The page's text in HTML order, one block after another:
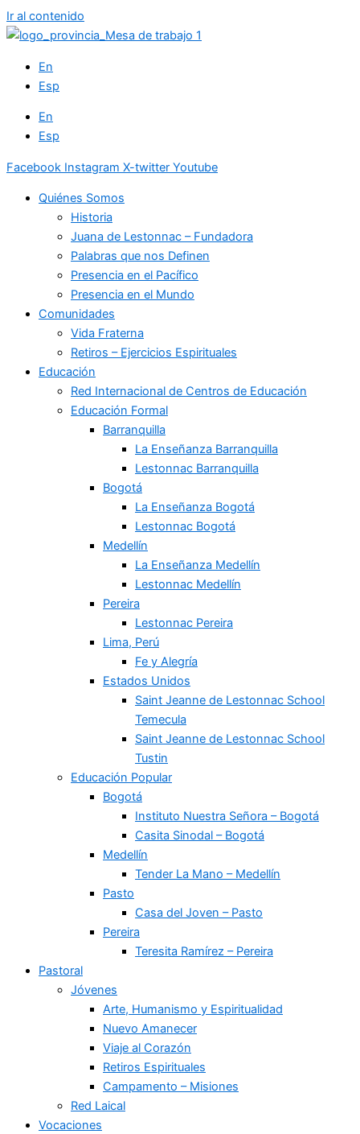
Ir al contenido
En
Esp
En
Esp
Facebook Instagram X-twitter Youtube
Quiénes Somos
Historia
Juana de Lestonnac – Fundadora
Palabras que nos Definen
Presencia en el Pacífico
Presencia en el Mundo
Comunidades
Vida Fraterna
Retiros – Ejercicios Espirituales
Educación
Red Internacional de Centros de Educación
Educación Formal
Barranquilla
La Enseñanza Barranquilla
Lestonnac Barranquilla
Bogotá
La Enseñanza Bogotá
Lestonnac Bogotá
Medellín
La Enseñanza Medellín
Lestonnac Medellín
Pereira
Lestonnac Pereira
Lima, Perú
Fe y Alegría
Estados Unidos
Saint Jeanne de Lestonnac School
Temecula
Saint Jeanne de Lestonnac School
Tustin
Educación Popular
Bogotá
Instituto Nuestra Señora – Bogotá
Casita Sinodal – Bogotá
Medellín
Tender La Mano – Medellín
Pasto
Casa del Joven – Pasto
Pereira
Teresita Ramírez – Pereira
Pastoral
Jóvenes
Arte, Humanismo y Espiritualidad
Nuevo Amanecer
Viaje al Corazón
Retiros Espirituales
Campamento – Misiones
Red Laical
Vocaciones